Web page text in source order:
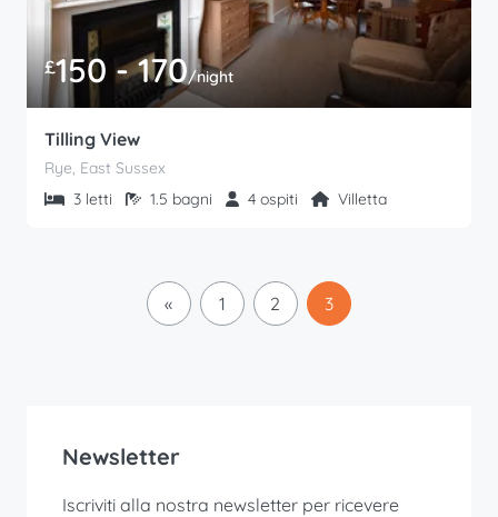
£150 - 170/night
Tilling View
Rye, East Sussex
3 letti
1.5 bagni 4 ospiti Villetta
« 1 2 3
Newsletter
Iscriviti alla nostra newsletter per ricevere